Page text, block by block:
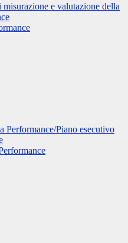
misurazione e valutazione della
Performance/Piano esecutivo